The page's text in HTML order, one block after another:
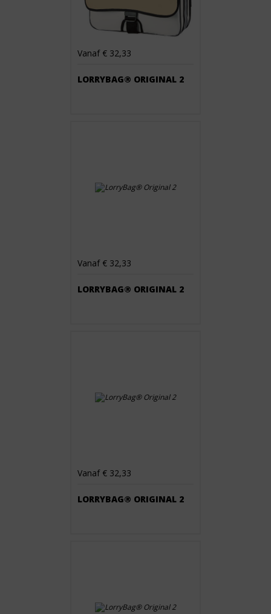
Vanaf € 32,33
LORRYBAG® ORIGINAL 2
Vanaf € 32,33
LORRYBAG® ORIGINAL 2
Vanaf € 32,33
LORRYBAG® ORIGINAL 2